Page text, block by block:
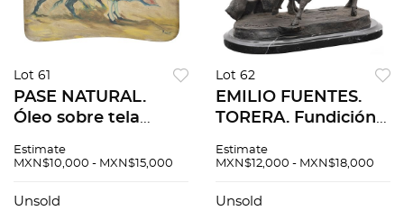
Lot 61
PASE NATURAL.
Óleo sobre tela
aglomerado de
Briseño". 55 x 50 cm
Estimate
MXN$10,000 - MXN$15,000
Unsold
Lot 62
EMILIO FUENTES.
TORERA. Fundición
con base de mármol.
seriada: "Fuentes,
Estimate
MXN$12,000 - MXN$18,000
Unsold